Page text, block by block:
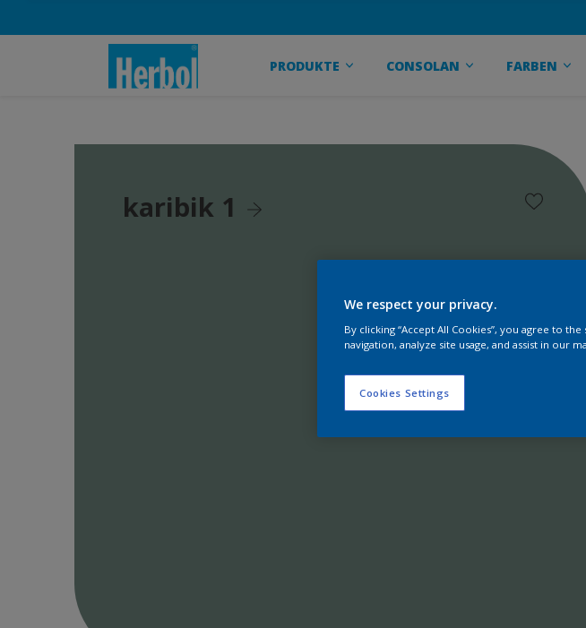
PRODUKTE CONSOLAN FARBEN
karibik 1
We respect your privacy.
By clicking “Accept All Cookies”, you agree to
navigation, analyze site usage, and assist in our
Cookies Settings